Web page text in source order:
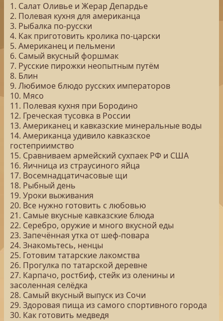
1. Салат Оливье и Жерар Депардье
2. Полевая кухня для американца
3. Рыбалка по-русски
4. Как приготовить кролика по-царски
5. Американец и пельмени
6. Самый вкусный форшмак
7. Русские пирожки неопытным путём
8. Блин
9. Любимое блюдо русских императоров
10. Мясо
11. Полевая кухня при Бородино
12. Греческая тусовка в России
13. Американец и кавказские минеральные воды
14. Американца удивило кавказское
гостеприимство
15. Сравниваем армейский сухпаек РФ и США
16. Яичница из страусиного яйца
17. Восемнадцатичасовые щи
18. Рыбный день
19. Уроки выживания
20. Все нужно готовить с любовью
21. Самые вкусные кавказские блюда
22. Серебро, оружие и много вкусной еды
23. Запечённая утка от шеф-повара
24. Знакомьтесь, ненцы
25. Готовим татарские лакомства
26. Прогулка по татарской деревне
27. Карпачо, ростбиф, стейк из оленины и
засоленная селёдка
28. Самый вкусный выпуск из Сочи
29. Здоровая пища из самого спортивного города
30. Как готовить медведя